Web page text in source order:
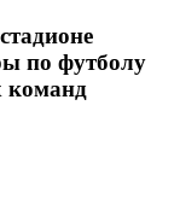
по футболу
команд